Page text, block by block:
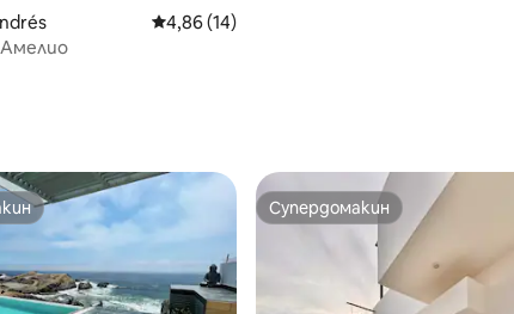
17 отзива
Средна оценка: 4,86 от 5, 14 отзива
4,86 (14)
Супердомакин
Супердомакин